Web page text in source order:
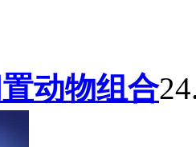
动物组合